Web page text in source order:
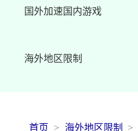
国外加速国内游戏
海外地区限制
首页 海外地区限制